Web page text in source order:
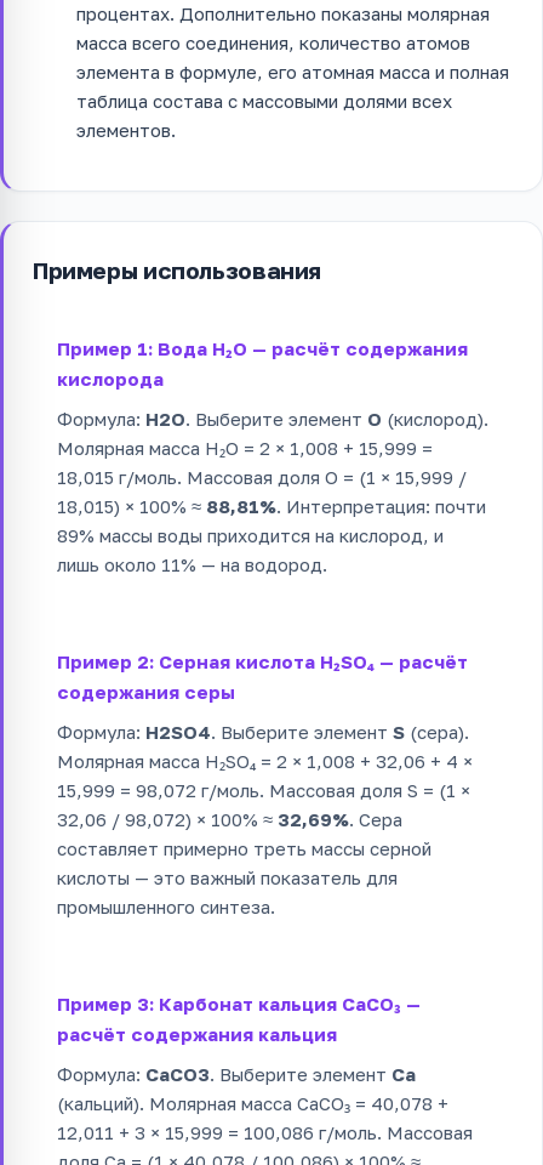
процентах. Дополнительно показаны молярная
масса всего соединения, количество атомов
элемента в формуле, его атомная масса и полная
таблица состава с массовыми долями всех
элементов.
Примеры использования
Пример 1: Вода H₂O — расчёт содержания
кислорода
Формула: H2O . Выберите элемент O (кислород).
Молярная масса H₂O = 2 × 1,008 + 15,999 =
18,015 г/моль. Массовая доля O = (1 × 15,999 /
18,015) × 100% ≈ 88,81% . Интерпретация: почти
89% массы воды приходится на кислород, и
лишь около 11% — на водород.
Пример 2: Серная кислота H₂SO₄ — расчёт
содержания серы
Формула: H2SO4 . Выберите элемент S (сера).
Молярная масса H₂SO₄ = 2 × 1,008 + 32,06 + 4 ×
15,999 = 98,072 г/моль. Массовая доля S = (1 ×
32,06 / 98,072) × 100% ≈ 32,69% . Сера
составляет примерно треть массы серной
кислоты — это важный показатель для
промышленного синтеза.
Пример 3: Карбонат кальция CaCO₃ —
расчёт содержания кальция
Формула: CaCO3 . Выберите элемент Ca
(кальций). Молярная масса CaCO₃ = 40,078 +
12,011 + 3 × 15,999 = 100,086 г/моль. Массовая